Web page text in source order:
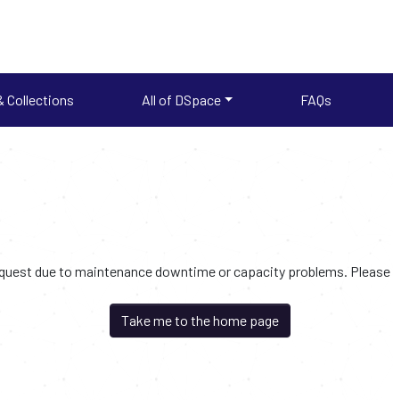
Collections All of DSpace FAQs
due to maintenance downtime or capacity problems. Please
Take me to the home page